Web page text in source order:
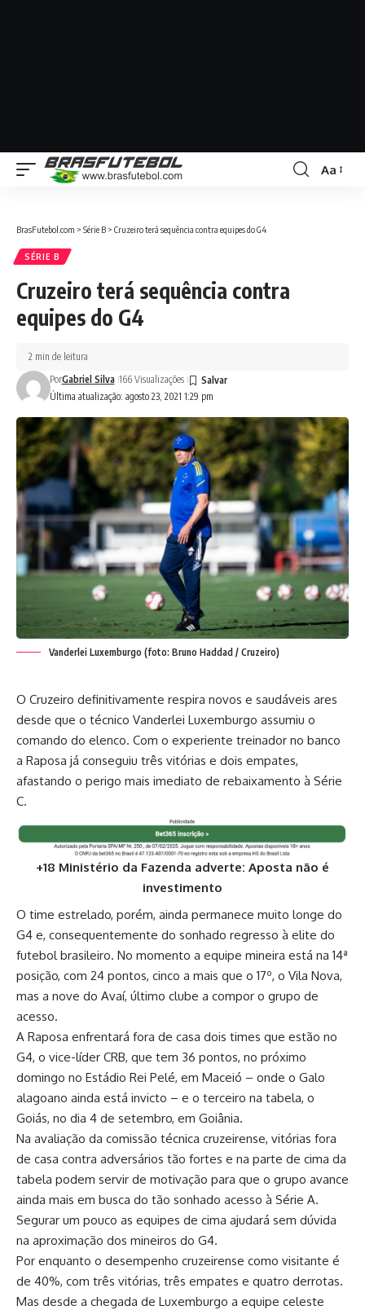
Aa
BrasFutebol.com > Série B > Cruzeiro terá sequência contra equipes do G4
SÉRIE B
Cruzeiro terá sequência contra
equipes do G4
Última atualização: agosto 23, 2021 1:29 pm
PorGabriel Silva 166 Visualizações
2 min de leitura
Vanderlei Luxemburgo (foto: Bruno Haddad / Cruzeiro)
O Cruzeiro definitivamente respira novos e saudáveis ares
desde que o técnico Vanderlei Luxemburgo assumiu o
comando do elenco. Com o experiente treinador no banco
a Raposa já conseguiu três vitórias e dois empates,
afastando o perigo mais imediato de rebaixamento à Série
C.
+18 Ministério da Fazenda adverte: Aposta não é
investimento
O time estrelado, porém, ainda permanece muito longe do
G4 e, consequentemente do sonhado regresso à elite do
futebol brasileiro. No momento a equipe mineira está na 14ª
posição, com 24 pontos, cinco a mais que o 17º, o Vila Nova,
mas a nove do Avaí, último clube a compor o grupo de
acesso.
A Raposa enfrentará fora de casa dois times que estão no
G4, o vice-líder CRB, que tem 36 pontos, no próximo
domingo no Estádio Rei Pelé, em Maceió – onde o Galo
alagoano ainda está invicto – e o terceiro na tabela, o
Goiás, no dia 4 de setembro, em Goiânia.
Na avaliação da comissão técnica cruzeirense, vitórias fora
de casa contra adversários tão fortes e na parte de cima da
tabela podem servir de motivação para que o grupo avance
ainda mais em busca do tão sonhado acesso à Série A.
Segurar um pouco as equipes de cima ajudará sem dúvida
na aproximação dos mineiros do G4.
Por enquanto o desempenho cruzeirense como visitante é
de 40%, com três vitórias, três empates e quatro derrotas.
Mas desde a chegada de Luxemburgo a equipe celeste